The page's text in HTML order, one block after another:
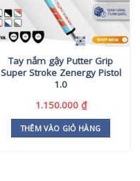
Tay nắm gậy Putter Grip
Super Stroke Zenergy Pistol
1.0
1.150.000 ₫
THÊM VÀO GIỎ HÀNG